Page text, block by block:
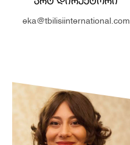
ᲐᲠᲢ ᲓᲘᲠᲔᲥᲢᲝᲠᲘ
eka@tbilisiinternational.com